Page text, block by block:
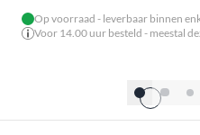
Op voorraad - leverbaar binnen
Voor 14.00 uur besteld - meestal